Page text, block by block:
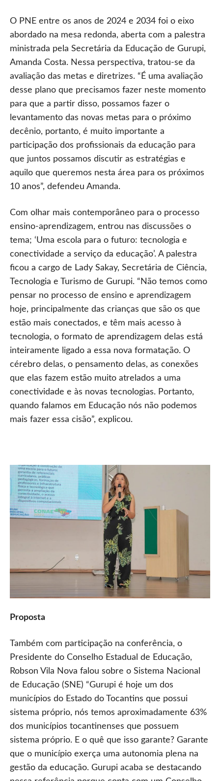
O PNE entre os anos de 2024 e 2034 foi o eixo
abordado na mesa redonda, aberta com a palestra
ministrada pela Secretária da Educação de Gurupi,
Amanda Costa. Nessa perspectiva, tratou-se da
avaliação das metas e diretrizes. “É uma avaliação
desse plano que precisamos fazer neste momento
para que a partir disso, possamos fazer o
levantamento das novas metas para o próximo
decênio, portanto, é muito importante a
participação dos profissionais da educação para
que juntos possamos discutir as estratégias e
aquilo que queremos nesta área para os próximos
10 anos”, defendeu Amanda.
Com olhar mais contemporâneo para o processo
ensino-aprendizagem, entrou nas discussões o
tema; ‘Uma escola para o futuro: tecnologia e
conectividade a serviço da educação’. A palestra
ficou a cargo de Lady Sakay, Secretária de Ciência,
Tecnologia e Turismo de Gurupi. “Não temos como
pensar no processo de ensino e aprendizagem
hoje, principalmente das crianças que são os que
estão mais conectados, e têm mais acesso à
tecnologia, o formato de aprendizagem delas está
inteiramente ligado a essa nova formatação. O
cérebro delas, o pensamento delas, as conexões
que elas fazem estão muito atrelados a uma
conectividade e às novas tecnologias. Portanto,
quando falamos em Educação nós não podemos
mais fazer essa cisão”, explicou.
Proposta
Também com participação na conferência, o
Presidente do Conselho Estadual de Educação,
Robson Vila Nova falou sobre o Sistema Nacional
de Educação (SNE) “Gurupi é hoje um dos
municípios do Estado do Tocantins que possui
sistema próprio, nós temos aproximadamente 63%
dos municípios tocantinenses que possuem
sistema próprio. E o quê que isso garante? Garante
que o município exerça uma autonomia plena na
gestão da educação. Gurupi acaba se destacando